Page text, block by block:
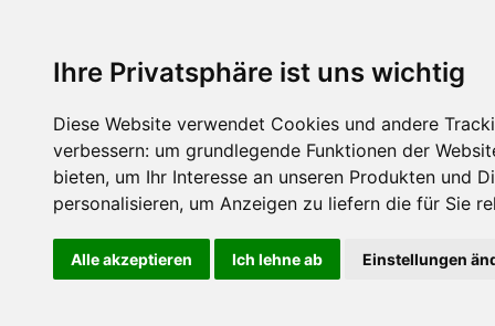
Ihre Privatsphäre ist uns wichtig
Diese Website verwendet Cookies und andere
verbessern: um grundlegende Funktionen der
bieten, um Ihr Interesse an unseren Produkten und
personalisieren, um Anzeigen zu liefern die für Sie
Alle akzeptieren Ich lehne ab Einstellungen